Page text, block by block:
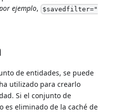
ejemplo, $savedfilter="
de entidades, se puede
utilizado para crearlo
Si el conjunto de
es eliminado de la caché de